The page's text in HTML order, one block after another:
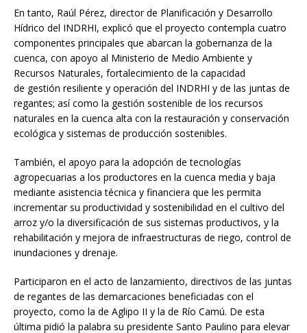
En tanto, Raúl Pérez, director de Planificación y Desarrollo
Hídrico del INDRHI, explicó que el proyecto contempla cuatro
componentes principales que abarcan la gobernanza de la
cuenca, con apoyo al Ministerio de Medio Ambiente y
Recursos Naturales, fortalecimiento de la capacidad
de gestión resiliente y operación del INDRHI y de las juntas de
regantes; así como la gestión sostenible de los recursos
naturales en la cuenca alta con la restauración y conservación
ecológica y sistemas de producción sostenibles.
También, el apoyo para la adopción de tecnologías
agropecuarias a los productores en la cuenca media y baja
mediante asistencia técnica y financiera que les permita
incrementar su productividad y sostenibilidad en el cultivo del
arroz y/o la diversificación de sus sistemas productivos, y la
rehabilitación y mejora de infraestructuras de riego, control de
inundaciones y drenaje.
Participaron en el acto de lanzamiento, directivos de las juntas
de regantes de las demarcaciones beneficiadas con el
proyecto, como la de Aglipo II y la de Río Camú. De esta
última pidió la palabra su presidente Santo Paulino para elevar